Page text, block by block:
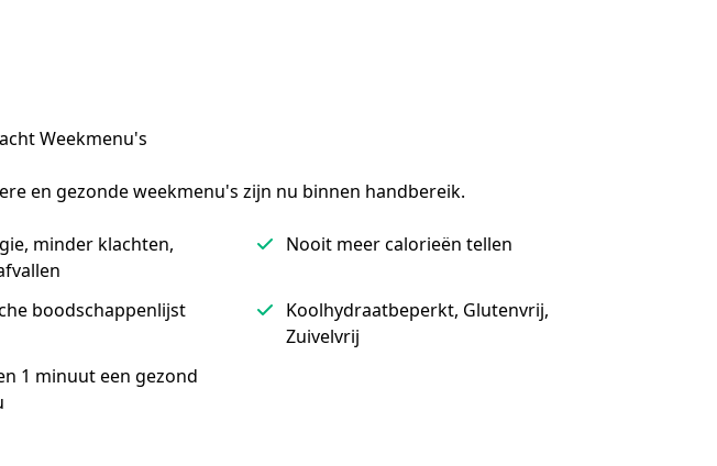
Weekmenu's
en gezonde weekmenu's zijn nu binnen handbereik.
minder klachten,
Nooit meer calorieën tellen
boodschappenlijst
Koolhydraatbeperkt, Glutenvrij,
Zuivelvrij
1 minuut een gezond